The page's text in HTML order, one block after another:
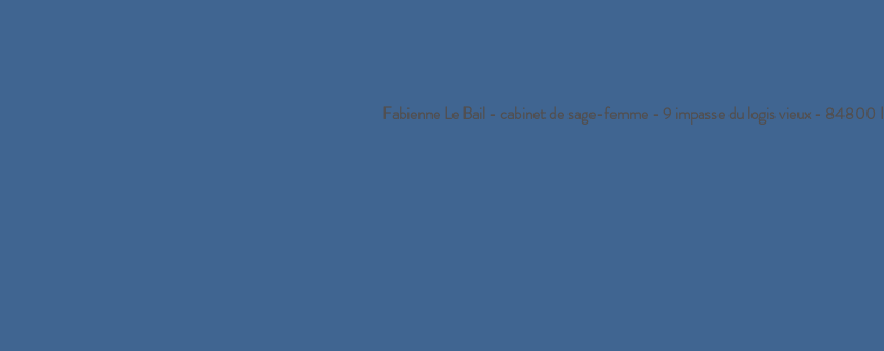
Fabienne Le Bail - cabinet de sage-femme - 9 impasse du logis vieux -